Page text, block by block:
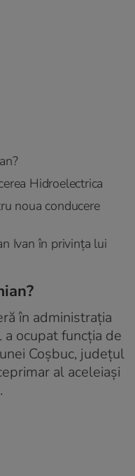
Hidroelectrica
noua conducere
Ivan în privința lui
în administrația
ocupat funcția de
Coșbuc, județul
al aceleiași